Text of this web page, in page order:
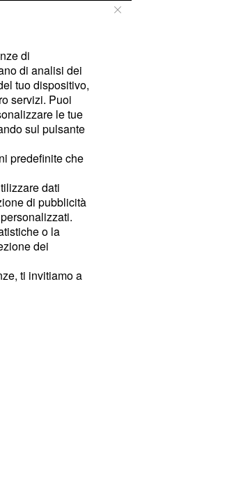
di
di analisi dei
tuo dispositivo,
servizi. Puoi
le tue
sul pulsante
predefinite che
dati
di pubblicità
o la
dei
ti invitiamo a